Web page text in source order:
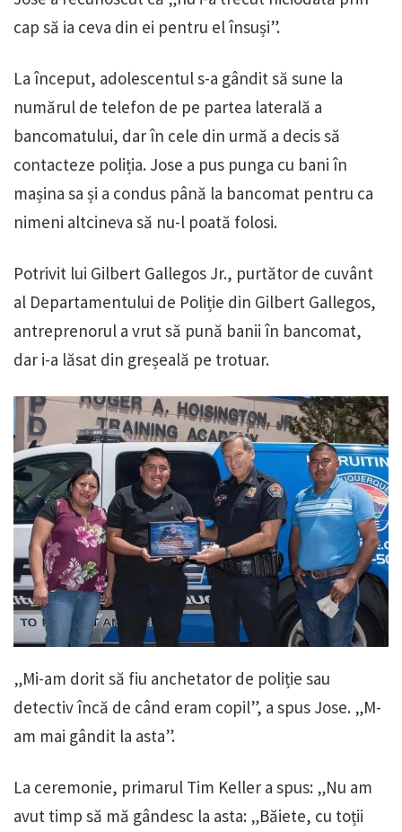
cap să ia ceva din ei pentru el însuși”.
La început, adolescentul s-a gândit să sune la
numărul de telefon de pe partea laterală a
bancomatului, dar în cele din urmă a decis să
contacteze poliția. Jose a pus punga cu bani în
mașina sa și a condus până la bancomat pentru ca
nimeni altcineva să nu-l poată folosi.
Potrivit lui Gilbert Gallegos Jr., purtător de cuvânt
al Departamentului de Poliție din Gilbert Gallegos,
antreprenorul a vrut să pună banii în bancomat,
dar i-a lăsat din greșeală pe trotuar.
„Mi-am dorit să fiu anchetator de poliție sau
detectiv încă de când eram copil”, a spus Jose. „M-
am mai gândit la asta”.
La ceremonie, primarul Tim Keller a spus: „Nu am
avut timp să mă gândesc la asta: „Băiete, cu toții